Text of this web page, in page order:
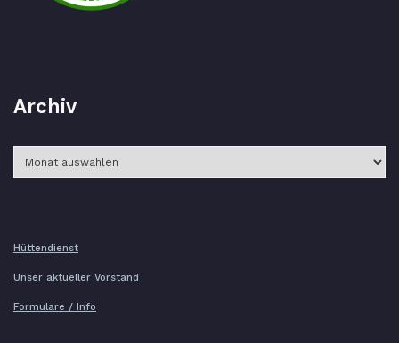
Archiv
Hüttendienst
Unser aktueller Vorstand
Formulare / Info